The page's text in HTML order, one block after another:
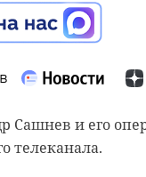
Сашнев и его
телеканала.